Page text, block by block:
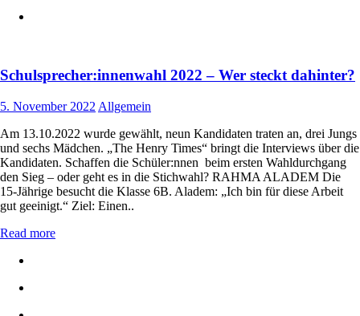
Schulsprecher:innenwahl 2022 – Wer steckt dahinter?
5. November 2022 Allgemein
Am 13.10.2022 wurde gewählt, neun Kandidaten traten an, drei Jungs
und sechs Mädchen. „The Henry Times“ bringt die Interviews über die
Kandidaten. Schaffen die Schüler:nnen beim ersten Wahldurchgang
den Sieg – oder geht es in die Stichwahl? RAHMA ALADEM Die
15-Jährige besucht die Klasse 6B. Aladem: „Ich bin für diese Arbeit
gut geeinigt.“ Ziel: Einen..
Read more